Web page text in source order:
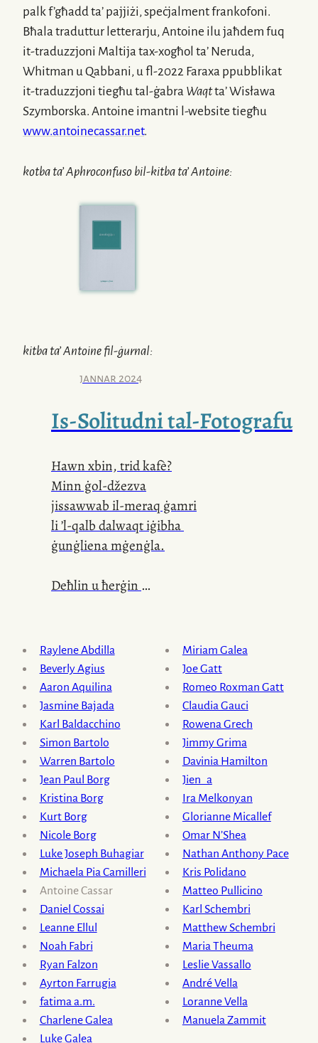
palk f’għadd ta’ pajjiżi, speċjalment frankofoni.
Bħala traduttur letterarju, Antoine ilu jaħdem fuq
it-traduzzjoni Maltijatax-xogħol ta’ Neruda,
Whitman u Qabbani, ufl-2022 Faraxa ppubblikat
it-traduzzjoni tiegħutal-ġabra Waqtta’ Wisława
Szymborska. Antoine imantni l-website tiegħu
www.antoinecassar.net.
kotba ta’Aphroconfuso bil-kitba ta’Antoine:
kitba ta’Antoine fil-ġurnal:
jannar 2024
Is-Solitudnital-Fotografu
Hawn xbin, trid kafè?
Minn ġol-džezva
jissawwab il-meraq ġamri
li ’l-qalb dalwaqt iġibha
ġunġliena mġenġla.
Deħlin u ħerġin
Min ġej għal daħqa mqaħqħa
u għabra għerf,
min ġej ilaqqat qatra
mit-tlellix t’ismu,
min ġej jippoża
bil-ħnejjiet bil-ħbub bil-ħotob b’kollox
għal kjaroskur fil-ġelatina
tal-melħ fiddien.
Ħajduk tal-ktieb,
partiżan tad-dadaiżmu,
kewkba ħamra tal-kamera
u tal-kamra skura —
il-ġinni tal-istanjata
jaf itella’ fil-wiċċ
sal-iċken farka dija
mistoħbija f’kull ruħ.
Ftit jew ħadd
ma jobsor però
Raylene Abdilla
Beverly Agius
Aaron Aquilina
Jasmine Bajada
Karl Baldacchino
Simon Bartolo
Warren Bartolo
Jean Paul Borg
Kristina Borg
Kurt Borg
Nicole Borg
Luke Joseph Buhagiar
Michaela Pia Camilleri
Antoine Cassar
Daniel Cossai
Leanne Ellul
Noah Fabri
Ryan Falzon
Ayrton Farrugia
fatima a.m.
Charlene Galea
Luke Galea
Miriam Galea
Joe Gatt
Romeo Roxman Gatt
Claudia Gauci
Rowena Grech
Jimmy Grima
Davinia Hamilton
Jien_a
Ira Melkonyan
Glorianne Micallef
Omar N’Shea
Nathan Anthony Pace
Kris Polidano
Matteo Pullicino
Karl Schembri
Matthew Schembri
Maria Theuma
Leslie Vassallo
André Vella
Loranne Vella
Manuela Zammit